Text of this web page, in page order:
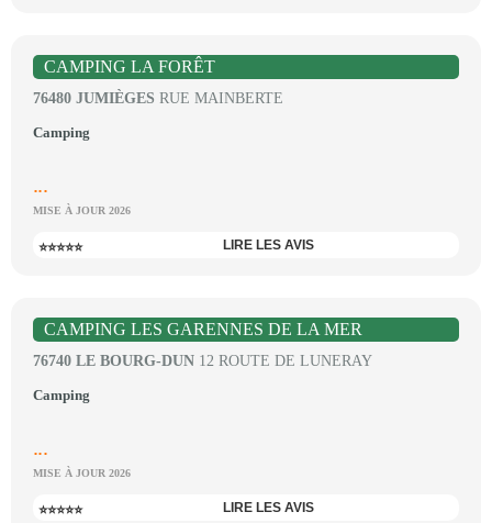
CAMPING LA FORÊT
76480 JUMIÈGES RUE MAINBERTE
Camping
...
MISE À JOUR 2026
⭐⭐⭐⭐⭐ LIRE LES AVIS
CAMPING LES GARENNES DE LA MER
76740 LE BOURG-DUN 12 ROUTE DE LUNERAY
Camping
...
MISE À JOUR 2026
⭐⭐⭐⭐⭐ LIRE LES AVIS